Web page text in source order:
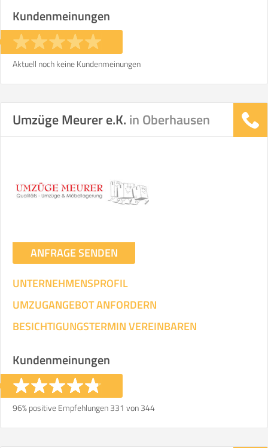
Kundenmeinungen
Aktuell noch keine Kundenmeinungen
Umzüge Meurer e.K. in Oberhausen
ANFRAGE SENDEN
UNTERNEHMENSPROFIL
UMZUGANGEBOT ANFORDERN
BESICHTIGUNGSTERMIN VEREINBAREN
Kundenmeinungen
96% positive Empfehlungen 331 von 344